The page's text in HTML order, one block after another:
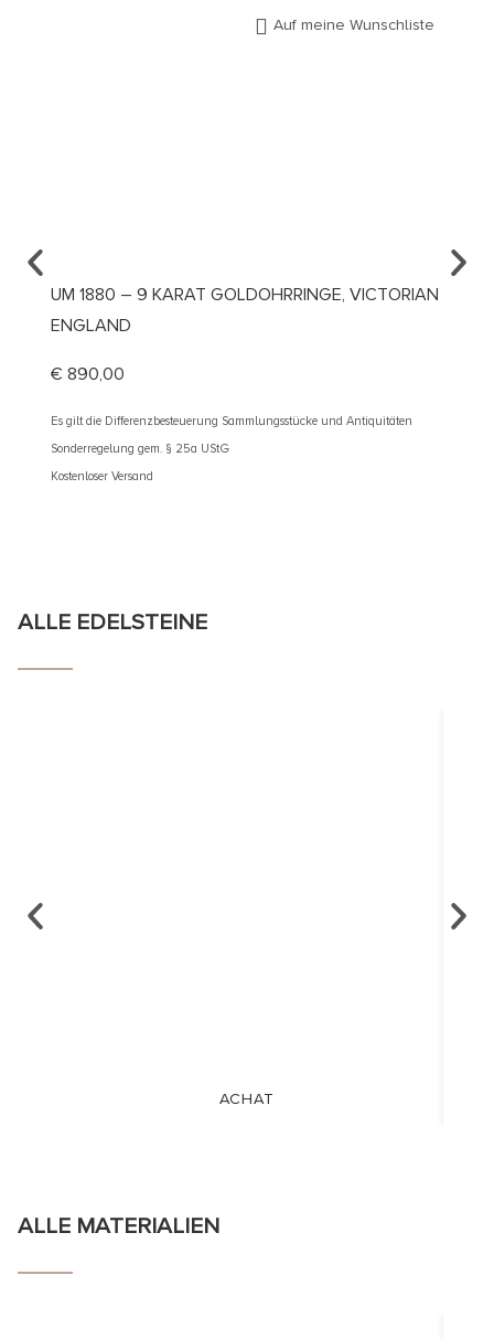
Auf meine Wunschliste
UM 1880 – 9 KARAT GOLDOHRRINGE, VICTORIAN
ENGLAND
€ 890,00
Es gilt die Differenzbesteuerung Sammlungsstücke und Antiquitäten
Sonderregelung gem. § 25a UStG
Kostenloser Versand
ALLE EDELSTEINE
ACHAT
ALLE MATERIALIEN